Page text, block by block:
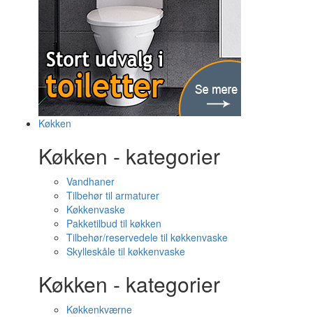
Køkken
Køkken - kategorier
Vandhaner
Tilbehør til armaturer
Køkkenvaske
Pakketilbud til køkken
Tilbehør/reservedele til køkkenvaske
Skylleskåle til køkkenvaske
Køkken - kategorier
Køkkenkværne